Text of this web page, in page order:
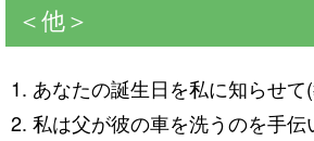
＜他＞
あなたの誕生日を私に知らせて(
私は父が彼の車を洗うのを手伝